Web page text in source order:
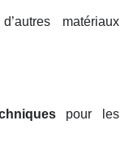
matériaux
pour les